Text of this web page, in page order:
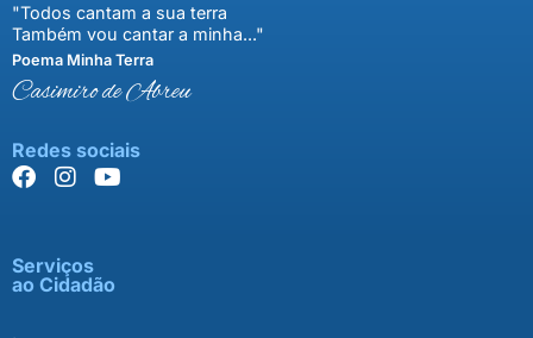
"Todos cantam a sua terra
Também vou cantar a minha..."
Poema Minha Terra
Casimiro de Abreu
Redes sociais
Serviços
ao Cidadão